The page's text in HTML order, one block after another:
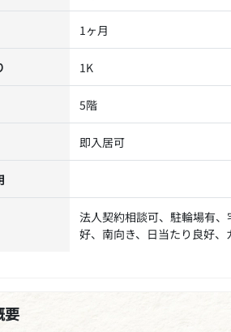
1ヶ月
1K
5階
即入居可
法人契約相談可、駐輪場有
好、南向き、日当たり良好
要